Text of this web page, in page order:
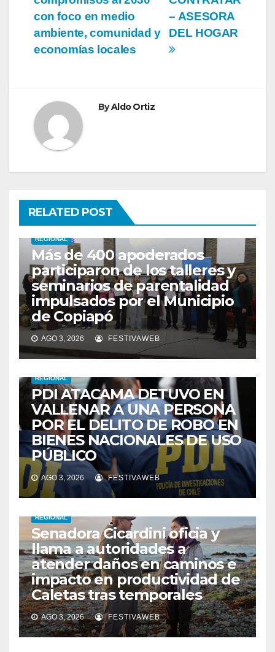
entradas
– ASESORA
DEL HOGAR
con foco en medio
ambiente, comunidad y
economías locales
ByAldo Ortiz
RELATED POST
REGIONAL
Más de 400 apoderados
participaron de los talleres y
seminarios de parentalidad
impulsados por el Municipio
de Copiapó
AGO 3, 2026 FESTIVAWEB
REGIONAL
PDI ATACAMA DETUVO EN
VALLENAR A UNA PERSONA
POR EL DELITO DE ROBO EN
BIENES NACIONALES DE USO
PÚBLICO
AGO 3, 2026 FESTIVAWEB
REGIONAL
Senadora Cicardini oficia y
llama a autoridades a
atender daños en caminos e
impacto en productividad de
Caletas tras temporales
AGO 3, 2026 FESTIVAWEB